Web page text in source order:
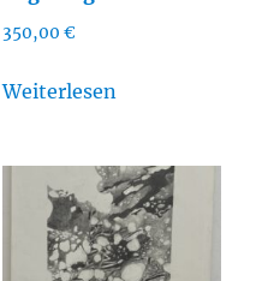
350,00 €
Weiterlesen